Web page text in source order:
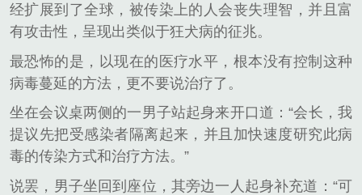
经扩展到了全球，被传染上的人会丧失理智，并且富
有攻击性，呈现出类似于狂犬病的征兆。
最恐怖的是，以现在的医疗水平，根本没有控制这种
病毒蔓延的方法，更不要说治疗了。
坐在会议桌两侧的一男子站起身来开口道：“会长，我
提议先把受感染者隔离起来，并且加快速度研究此病
毒的传染方式和治疗方法。”
说罢，男子坐回到座位，其旁边一人起身补充道：“可